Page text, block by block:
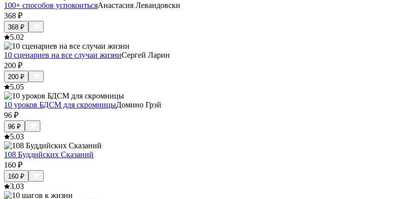
100+ способов успокоитьсяАнастасия Левандовски
368 ₽
368 ₽
5.02
10 сценариев на все случаи жизниСергей Ларин
200 ₽
200 ₽
5.05
10 уроков БДСМ для скромницыДомино Грэй
96 ₽
96 ₽
5.03
108 Буддийских Сказаний
160 ₽
160 ₽
3.03